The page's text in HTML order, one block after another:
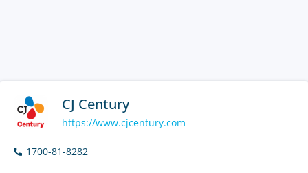
CJ Century
https://www.cjcentury.com
1700-81-8282